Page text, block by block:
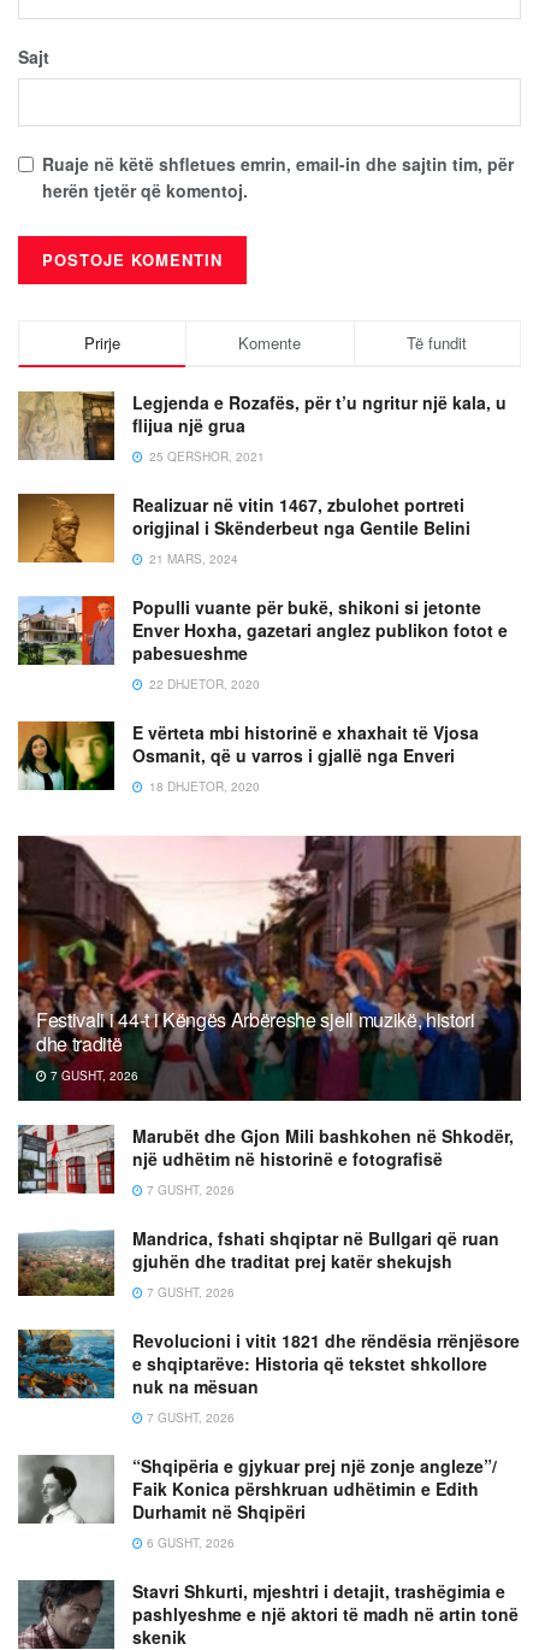
Sajt
Ruaje në këtë shfletues emrin, email-in dhe sajtin tim, për
herën tjetër që komentoj.
Prirje Komente Të fundit
Legjenda e Rozafës, për t’u ngritur një kala, u
flijua një grua
25 QERSHOR, 2021
Realizuar në vitin 1467, zbulohet portreti
origjinal i Skënderbeut nga Gentile Belini
21 MARS, 2024
Populli vuante për bukë, shikoni si jetonte
Enver Hoxha, gazetari anglez publikon fotot e
pabesueshme
22 DHJETOR, 2020
E vërteta mbi historinë e xhaxhait të Vjosa
Osmanit, që u varros i gjallë nga Enveri
18 DHJETOR, 2020
Festivali i 44-t i Këngës Arbëreshe sjell muzikë, histori
dhe traditë
7 GUSHT, 2026
Marubët dhe Gjon Mili bashkohen në Shkodër,
një udhëtim në historinë e fotografisë
7 GUSHT, 2026
Mandrica, fshati shqiptar në Bullgari që ruan
gjuhën dhe traditat prej katër shekujsh
7 GUSHT, 2026
Revolucioni i vitit 1821 dhe rëndësia rrënjësore
e shqiptarëve: Historia që tekstet shkollore
nuk na mësuan
7 GUSHT, 2026
“Shqipëria e gjykuar prej një zonje angleze”/
Faik Konica përshkruan udhëtimin e Edith
Durhamit në Shqipëri
6 GUSHT, 2026
Stavri Shkurti, mjeshtri i detajit, trashëgimia e
pashlyeshme e një aktori të madh në artin tonë
skenik